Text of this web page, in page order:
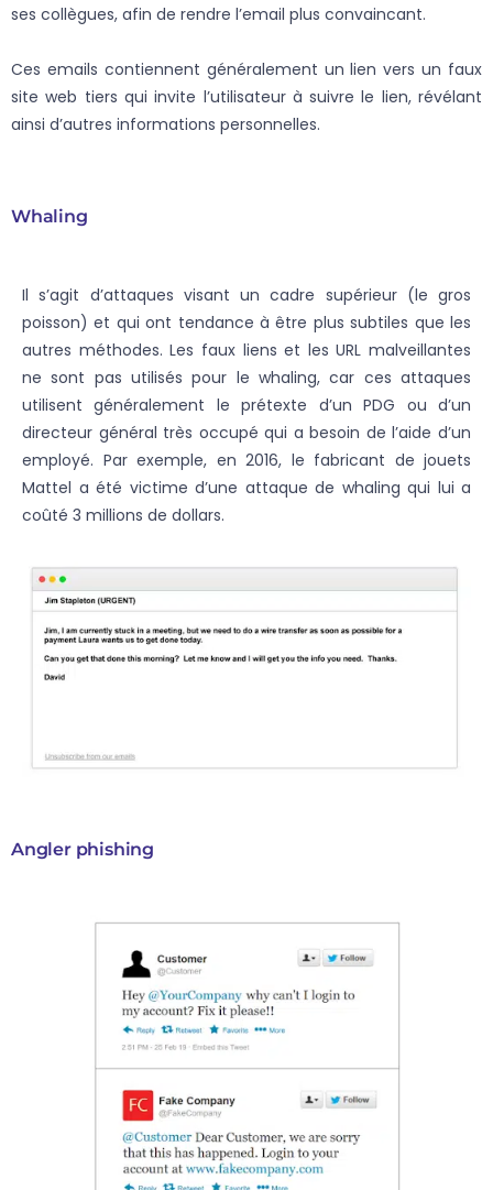
ses collègues, afin de rendre l’email plus convaincant.
Ces emails contiennent généralement un lien vers un faux
site web tiers qui invite l’utilisateur à suivre le lien, révélant
ainsi d’autres informations personnelles.
Whaling
Il s’agit d’attaques visant un cadre supérieur (le gros
poisson) et qui ont tendance à être plus subtiles que les
autres méthodes. Les faux liens et les URL malveillantes
ne sont pas utilisés pour le whaling, car ces attaques
utilisent généralement le prétexte d’un PDG ou d’un
directeur général très occupé qui a besoin de l’aide d’un
employé. Par exemple, en 2016, le fabricant de jouets
Mattel a été victime d’une attaque de whaling qui lui a
coûté 3 millions de dollars.
Angler phishing